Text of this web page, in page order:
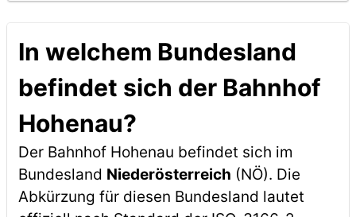
In welchem Bundesland
befindet sich der Bahnhof
Hohenau?
Der Bahnhof Hohenau befindet sich im
Bundesland Niederösterreich (NÖ). Die
Abkürzung für diesen Bundesland lautet